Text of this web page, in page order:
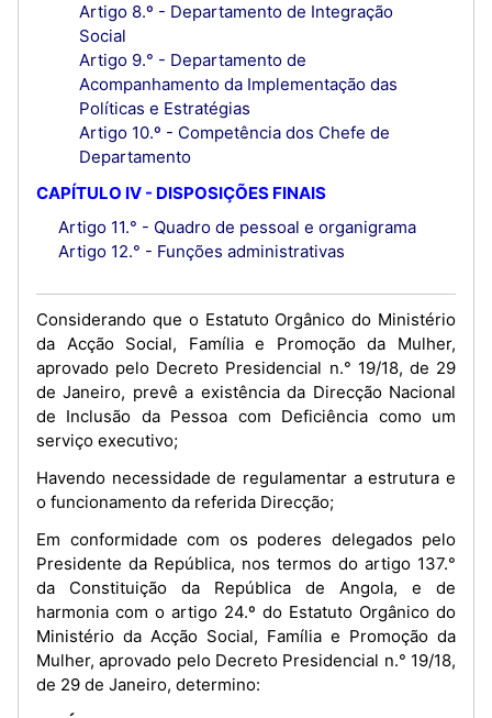
Artigo 8.º - Departamento de Integração
Social
Artigo 9.° - Departamento de
Acompanhamento da Implementação das
Políticas e Estratégias
Artigo 10.º - Competência dos Chefe de
Departamento
CAPÍTULO IV - DISPOSIÇÕES FINAIS
Artigo 11.° - Quadro de pessoal e organigrama
Artigo 12.° - Funções administrativas
Considerando que o Estatuto Orgânico do Ministério
da Acção Social, Família e Promoção da Mulher,
aprovado pelo Decreto Presidencial n.° 19/18, de 29
de Janeiro, prevê a existência da Direcção Nacional
de Inclusão da Pessoa com Deficiência como um
serviço executivo;
Havendo necessidade de regulamentar a estrutura e
o funcionamento da referida Direcção;
Em conformidade com os poderes delegados pelo
Presidente da República, nos termos do artigo 137.°
da Constituição da República de Angola, e de
harmonia com o artigo 24.º do Estatuto Orgânico do
Ministério da Acção Social, Família e Promoção da
Mulher, aprovado pelo Decreto Presidencial n.° 19/18,
de 29 de Janeiro, determino: